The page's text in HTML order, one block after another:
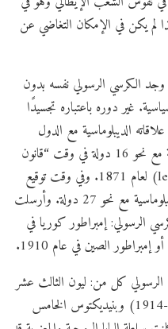
لم يكن في الإمكان التغاضي عن
الدولة البابوية في عام 1870، وجد الكرسي الرسولي نفسه بدون
غير دوره باعتباره تجسيدًا
الديبلوماسية مع الدول
الأخرى، إذ كان لديه علاقات دبلوماسية مع نحو 16 دولة في وقت “قانون
الضمانات” (legge delle guarentigie) لعام 1871. وفي وقت توقيع
اتفاقيات اللاتيران، كان لديه علاقات ديبلوماسية مع نحو 27 دولة. وأرسلت
الرسولي: إمبراطور كوريا في
الرسولي كل من: ليون الثالث عشر
(1878-1903)، بيوس العاشر (1903-1914) وبنيديكتوس الخامس